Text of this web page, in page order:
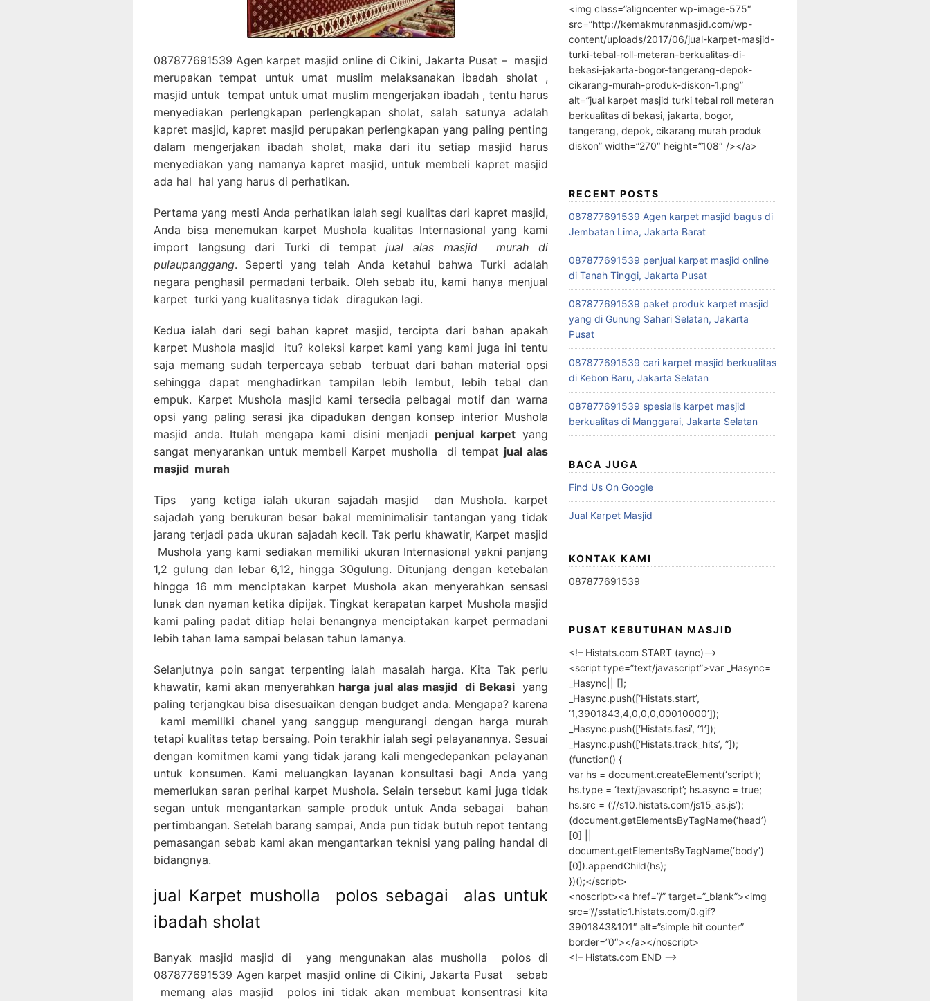
087877691539 Agen karpet masjid online di Cikini, Jakarta Pusat – masjid
merupakan tempat untuk umat muslim melaksanakan ibadah sholat ,
masjid untuk tempat untuk umat muslim mengerjakan ibadah , tentu harus
menyediakan perlengkapan perlengkapan sholat, salah satunya adalah
kapret masjid, kapret masjid perupakan perlengkapan yang paling penting
dalam mengerjakan ibadah sholat, maka dari itu setiap masjid harus
menyediakan yang namanya kapret masjid, untuk membeli kapret masjid
ada hal hal yang harus di perhatikan.
Pertama yang mesti Anda perhatikan ialah segi kualitas dari kapret masjid,
Anda bisa menemukan karpet Mushola kualitas Internasional yang kami
import langsung dari Turki di tempatjual alas masjid
murah di
pulaupanggang. Seperti yang telah Anda ketahui bahwa Turki adalah
negara penghasil permadani terbaik. Oleh sebab itu, kami hanya menjual
karpet turki yang kualitasnya tidak diragukan lagi.
Kedua ialah dari segi bahan kapret masjid, tercipta dari bahan apakah
karpet Mushola masjid itu? koleksi karpet kami yang kami juga ini tentu
saja memang sudah terpercaya sebab terbuat dari bahan material opsi
sehingga dapat menghadirkan tampilan lebih lembut, lebih tebal dan
empuk. Karpet Mushola masjid kami tersedia pelbagai motif dan warna
opsi yang paling serasi jka dipadukan dengan konsep interior Mushola
masjid anda. Itulah mengapa kami disini menjadi penjual karpetyang
sangat menyarankan untuk membeli Karpet musholla di tempat jual alas
masjid murah
Tips yang ketiga ialah ukuran sajadah masjid dan Mushola. karpet
sajadah yang berukuran besar bakal meminimalisir tantangan yang tidak
jarang terjadi pada ukuran sajadah kecil. Tak perlu khawatir, Karpet masjid
Mushola yang kami sediakan memiliki ukuran Internasional yakni panjang
1,2 gulung dan lebar 6,12, hingga 30gulung. Ditunjang dengan ketebalan
hingga 16 mm menciptakan karpet Mushola akan menyerahkan sensasi
lunak dan nyaman ketika dipijak. Tingkat kerapatan karpet Mushola masjid
kami paling padat ditiap helai benangnya menciptakan karpet permadani
lebih tahan lama sampai belasan tahun lamanya.
Selanjutnya poin sangat terpenting ialah masalah harga. Kita Tak perlu
khawatir, kami akan menyerahkan harga jual alas masjid di Bekasiyang
paling terjangkau bisa disesuaikan dengan budget anda. Mengapa? karena
kami memiliki chanel yang sanggup mengurangi dengan harga murah
tetapi kualitas tetap bersaing. Poin terakhir ialah segi pelayanannya. Sesuai
dengan komitmen kami yang tidak jarang kali mengedepankan pelayanan
untuk konsumen. Kami meluangkan layanan konsultasi bagi Anda yang
memerlukan saran perihal karpet Mushola. Selain tersebut kami juga tidak
segan untuk mengantarkan sample produk untuk Anda sebagai bahan
pertimbangan. Setelah barang sampai, Anda pun tidak butuh repot tentang
pemasangan sebab kami akan mengantarkan teknisi yang paling handal di
bidangnya.
jual Karpet musholla polos sebagai alas untuk
ibadah sholat
Banyak masjid masjid di yang mengunakan alas musholla polos di
087877691539 Agen karpet masjid online di Cikini, Jakarta Pusat sebab
memang alas masjid polos ini tidak akan membuat konsentrasi kita
<img class=”aligncenter wp-image-575″
src=”http://kemakmuranmasjid.com/wp-
content/uploads/2017/06/jual-karpet-masjid-
turki-tebal-roll-meteran-berkualitas-di-
bekasi-jakarta-bogor-tangerang-depok-
cikarang-murah-produk-diskon-1.png”
alt=”jual karpet masjid turki tebal roll meteran
berkualitas di bekasi, jakarta, bogor,
tangerang, depok, cikarang murah produk
diskon” width=”270″ height=”108″ /></a>
RECENT POSTS
087877691539 Agen karpet masjid bagus di
Jembatan Lima, Jakarta Barat
087877691539 penjual karpet masjid online
di Tanah Tinggi, Jakarta Pusat
087877691539 paket produk karpet masjid
yang di Gunung Sahari Selatan, Jakarta
Pusat
087877691539 cari karpet masjid berkualitas
di Kebon Baru, Jakarta Selatan
087877691539 spesialis karpet masjid
berkualitas di Manggarai, Jakarta Selatan
BACA JUGA
Find Us On Google
Jual Karpet Masjid
KONTAK KAMI
087877691539
PUSAT KEBUTUHAN MASJID
<!– Histats.com START (aync)–>
<script type=”text/javascript”>var _Hasync=
_Hasync|| [];
_Hasync.push([‘Histats.start’,
‘1,3901843,4,0,0,0,00010000’]);
_Hasync.push([‘Histats.fasi’, ‘1’]);
_Hasync.push([‘Histats.track_hits’, ”]);
(function() {
var hs = document.createElement(‘script’);
hs.type = ‘text/javascript’; hs.async = true;
hs.src = (‘//s10.histats.com/js15_as.js’);
(document.getElementsByTagName(‘head’)
[0] ||
document.getElementsByTagName(‘body’)
[0]).appendChild(hs);
})();</script>
<noscript><a href=”/” target=”_blank”><img
src=”//sstatic1.histats.com/0.gif?
3901843&101″ alt=”simple hit counter”
border=”0″></a></noscript>
<!– Histats.com END –>